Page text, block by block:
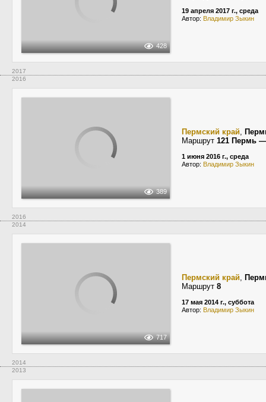
428
19 апреля 2017 г., среда
Автор: Владимир Зыкин
2017
2016
389
Пермский край,
Маршрут 121 Пермь
1 июня 2016 г., среда
Автор: Владимир Зыкин
2016
2014
717
Пермский край,
Маршрут 8
17 мая 2014 г., суббота
Автор: Владимир Зыкин
2014
2013